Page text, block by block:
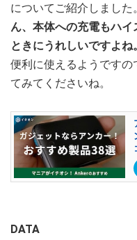
についてご紹介しました。
ん、本体への充電もハ
ときにうれしいですよね。
便利に使えるようです
てみてくださいね。
DATA